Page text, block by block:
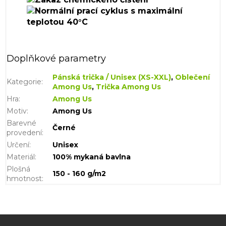
Doplňkové parametry
Kategorie: Pánská trička / Unisex (XS-XXL), Oblečení
Among Us, Trička Among Us
Hra:
Among Us
Motiv:
Among Us
Barevné
provedení:
Černé
Určení:
Unisex
Materiál :
100% mykaná bavlna
Plošná
hmotnost:
150 - 160 g/m2